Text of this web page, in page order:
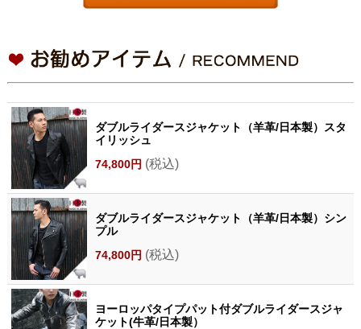
ダブルライダースジャケット（羊革/日本製）スタ
イリッシュ
74,800円 (税込)
ダブルライダースジャケット（羊革/日本製）シン
プル
74,800円 (税込)
ヨーロッパタイプパット付ダブルライダースジャ
ケット(牛革/日本製）